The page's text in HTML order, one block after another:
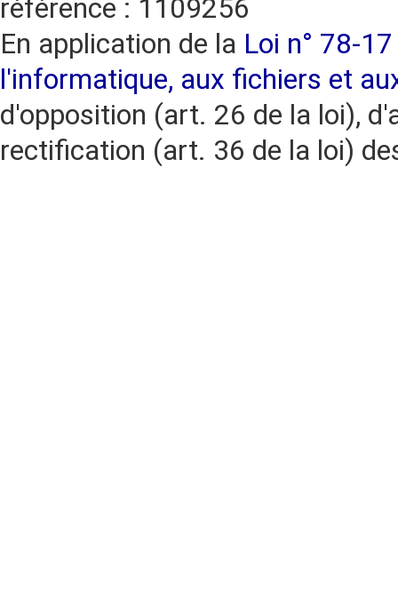
référence : 1109256
En application de la Loi n° 78-
l'informatique, aux fichiers et
d'opposition (art. 26 de la loi),
rectification (art. 36 de la loi)